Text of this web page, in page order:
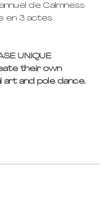
de Calmness
en 3 actes
UNIQUE
their own
and pole dance.